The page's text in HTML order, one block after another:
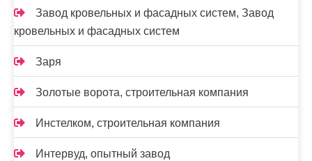
Завод кровельных и фасадных систем, Завод
кровельных и фасадных систем
Заря
Золотые ворота, строительная компания
Инстелком, строительная компания
Интервуд, опытный завод